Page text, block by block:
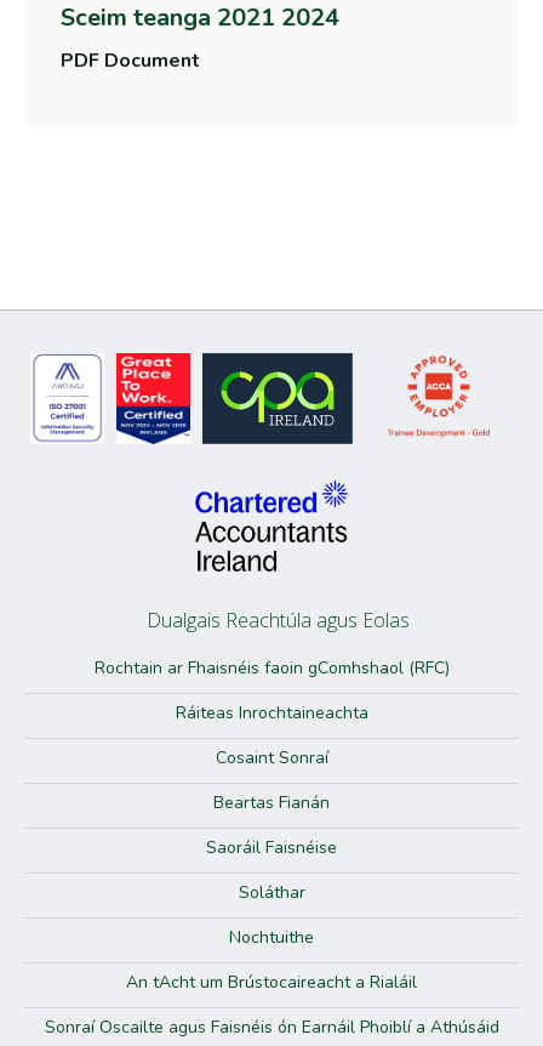
Sceim teanga 2021 2024
PDF Document
Dualgais Reachtúla agus Eolas
Rochtain ar Fhaisnéis faoin gComhshaol (RFC)
Ráiteas Inrochtaineachta
Cosaint Sonraí
Beartas Fianán
Saoráil Faisnéise
Soláthar
Nochtuithe
An tAcht um Brústocaireacht a Rialáil
Sonraí Oscailte agus Faisnéis ón Earnáil Phoiblí a Athúsáid